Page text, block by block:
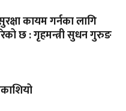
कायम गर्नका लागि
छ : गृहमन्त्री सुधन गुरुङ